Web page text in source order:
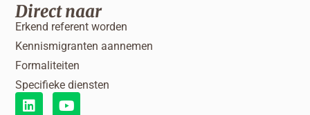
Direct naar
Erkend referent worden
Kennismigranten aannemen
Formaliteiten
Specifieke diensten